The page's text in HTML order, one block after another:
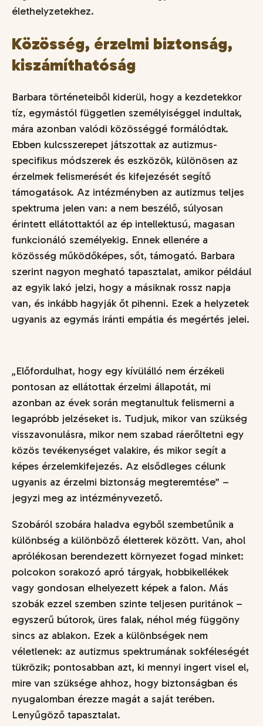
élethelyzetekhez.
Közösség, érzelmi biztonság,
kiszámíthatóság
Barbara történeteiből kiderül, hogy a kezdetekkor
tíz, egymástól független személyiséggel indultak,
mára azonban valódi közösséggé formálódtak.
Ebben kulcsszerepet játszottak az autizmus-
specifikus módszerek és eszközök, különösen az
érzelmek felismerését és kifejezését segítő
támogatások. Az intézményben az autizmus teljes
spektruma jelen van: a nem beszélő, súlyosan
érintett ellátottaktól az ép intellektusú, magasan
funkcionáló személyekig. Ennek ellenére a
közösség működőképes, sőt, támogató. Barbara
szerint nagyon megható tapasztalat, amikor például
az egyik lakó jelzi, hogy a másiknak rossz napja
van, és inkább hagyják őt pihenni. Ezek a helyzetek
ugyanis az egymás iránti empátia és megértés jelei.
„Előfordulhat, hogy egy kívülálló nem érzékeli
pontosan az ellátottak érzelmi állapotát, mi
azonban az évek során megtanultuk felismerni a
legapróbb jelzéseket is. Tudjuk, mikor van szükség
visszavonulásra, mikor nem szabad ráerőltetni egy
közös tevékenységet valakire, és mikor segít a
képes érzelemkifejezés. Az elsődleges célunk
ugyanis az érzelmi biztonság megteremtése” –
jegyzi meg az intézményvezető.
Szobáról szobára haladva egyből szembetűnik a
különbség a különböző életterek között. Van, ahol
aprólékosan berendezett környezet fogad minket:
polcokon sorakozó apró tárgyak, hobbikellékek
vagy gondosan elhelyezett képek a falon. Más
szobák ezzel szemben szinte teljesen puritánok –
egyszerű bútorok, üres falak, néhol még függöny
sincs az ablakon. Ezek a különbségek nem
véletlenek: az autizmus spektrumának sokféleségét
tükrözik; pontosabban azt, ki mennyi ingert visel el,
mire van szüksége ahhoz, hogy biztonságban és
nyugalomban érezze magát a saját terében.
Lenyűgöző tapasztalat.